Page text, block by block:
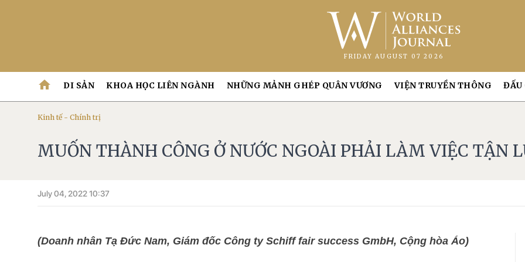
FRIDAY AUGUST 07 2026
home DI SẢN KHOA HỌC LIÊN NGÀNH NHỮNG MẢNH GHÉP QUÂN VƯƠNG VIỆN TRUYỀN THÔNG ĐẤU
Kinh tế - Chính trị
MUỐN THÀNH CÔNG Ở NƯỚC NGOÀI PHẢI LÀM VIỆC TẬN
July 04, 2022 10:37
(Doanh nhân Tạ Đức Nam, Giám đốc Công ty Schiff fair success GmbH, Cộng hòa Áo)